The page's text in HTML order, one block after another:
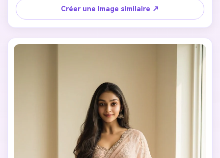
Créer une Image similaire ↗